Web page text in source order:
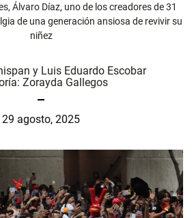
Álvaro Díaz, uno de los creadores de 31
de una generación ansiosa de revivir su
niñez
y Luis Eduardo Escobar
Zorayda Gallegos
29 agosto, 2025